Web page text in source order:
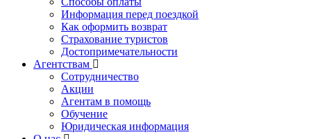
Информация перед поездкой
Как оформить возврат
Страхование туристов
Достопримечательности
Агентствам
Сотрудничество
Акции
Агентам в помощь
Обучение
Юридическая информация